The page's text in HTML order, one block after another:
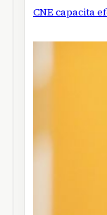
CNE capacita